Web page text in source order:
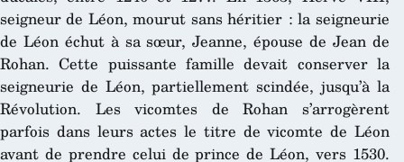
seigneur de Léon, mourut sans héritier : la seigneurie
de Léon échut à sa sœur, Jeanne, épouse de Jean de
Rohan. Cette puissante famille devait conserver la
seigneurie de Léon, partiellement scindée, jusqu’à la
Révolution. Les vicomtes de Rohan s’arrogèrent
parfois dans leurs actes le titre de vicomte de Léon
avant de prendre celui de prince de Léon, vers 1530.